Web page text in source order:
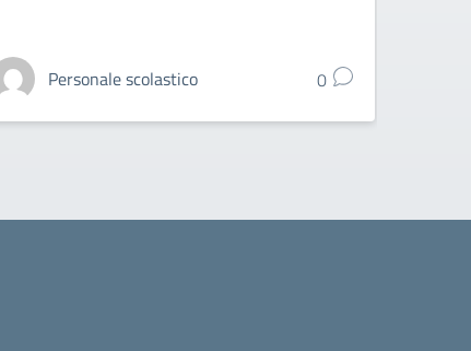
Personale scolastico 0